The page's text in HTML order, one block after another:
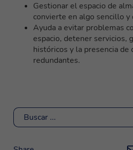
Gestionar el espacio de
convierte en algo sencillo y
Ayuda a evitar problemas
espacio, detener servicios,
históricos y la presencia de
redundantes.
Buscar